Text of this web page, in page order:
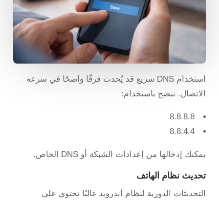
استخدام DNS سريع قد يُحدث فرقًا واضحًا في سرعة
الاتصال. ننصح باستخدام:
8.8.8.8
8.8.4.4
يمكنك إدخالها من إعدادات الشبكة أو DNS الخاص.
تحديث نظام الهاتف
التحديثات الدورية لنظام أندرويد غالبًا تحتوي على